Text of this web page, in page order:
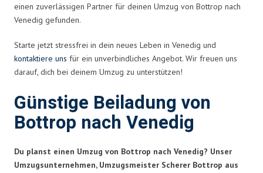
einen zuverlässigen Partner für deinen Umzug von Bottrop nach
Venedig gefunden.
Starte jetzt stressfrei in dein neues Leben in Venedig und
kontaktiere uns für ein unverbindliches Angebot. Wir freuen uns
darauf, dich bei deinem Umzug zu unterstützen!
Günstige Beiladung von
Bottrop nach Venedig
Du planst einen Umzug von Bottrop nach Venedig? Unser
Umzugsunternehmen, Umzugsmeister Scherer Bottrop aus